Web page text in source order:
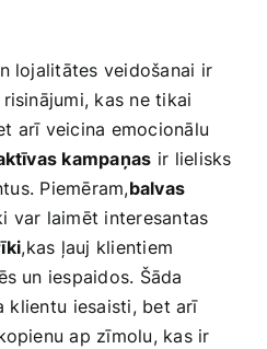
lojalitātes veidošanai ir
kas ‌ne tikai⁣
​arī veicina emocionālu
kampaņas ir ⁤lielisks
Piemēram,balvas
var laimēt interesantas
,kas ļauj klientiem
un iespaidos. Šāda
klientu ⁢iesaisti, bet arī⁢
ap zīmolu, kas ir